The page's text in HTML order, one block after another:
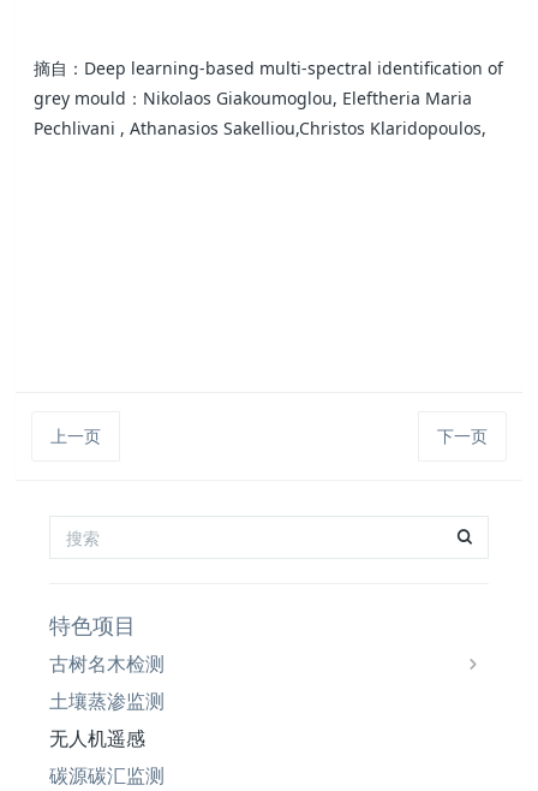
摘自：Deep learning-based multi-spectral identification of
grey mould：Nikolaos Giakoumoglou, Eleftheria Maria
Pechlivani , Athanasios Sakelliou,Christos Klaridopoulos,
上一页 下一页
特色项目
古树名木检测
土壤蒸渗监测
无人机遥感
碳源碳汇监测